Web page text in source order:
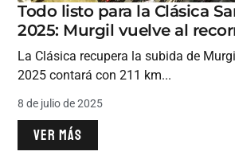
Todo listo para la Clásica
2025: Murgil vuelve al
La Clásica recupera la subida de
2025 contará con 211 km...
8 de julio de 2025
VER MÁS